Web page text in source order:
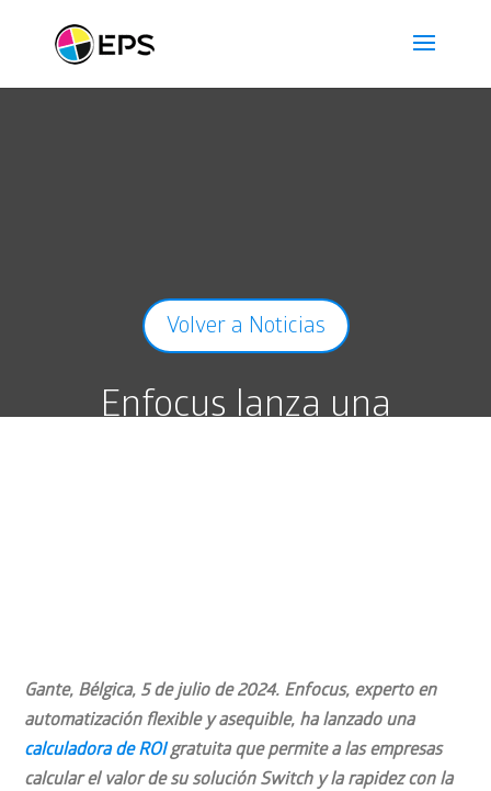
Volver a Noticias
Enfocus lanza una
Gante, Bélgica, 5 de julio de 2024. Enfocus, experto en
automatización flexible y asequible, ha lanzado una
calculadora de ROIgratuita que permite a las empresas
calcular el valor de su solución Switch y la rapidez con la